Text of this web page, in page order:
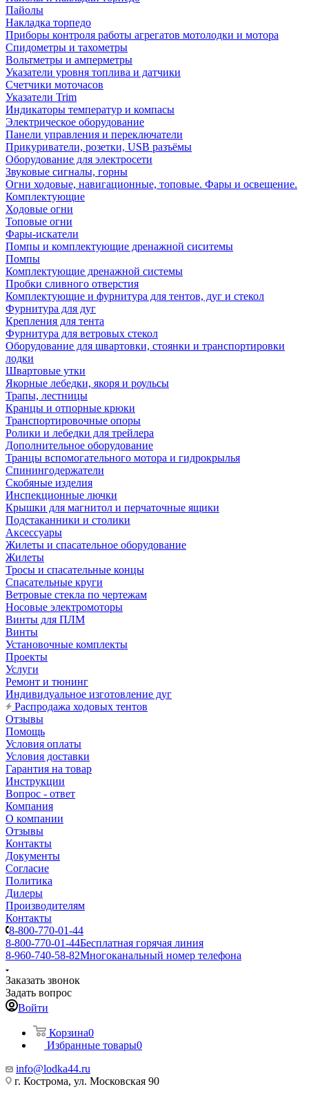
Пайолы
Накладка торпедо
Приборы контроля работы агрегатов мотолодки и мотора
Спидометры и тахометры
Вольтметры и амперметры
Указатели уровня топлива и датчики
Счетчики моточасов
Указатели Trim
Индикаторы температур и компасы
Электрическое оборудование
Панели управления и переключатели
Прикуриватели, розетки, USB разъёмы
Оборудование для электросети
Звуковые сигналы, горны
Огни ходовые, навигационные, топовые. Фары и освещение.
Комплектующие
Ходовые огни
Топовые огни
Фары-искатели
Помпы и комплектующие дренажной сиситемы
Помпы
Комплектующие дренажной системы
Пробки сливного отверстия
Комплектующие и фурнитура для тентов, дуг и стекол
Фурнитура для дуг
Крепления для тента
Фурнитура для ветровых стекол
Оборудование для швартовки, стоянки и транспортировки
лодки
Швартовые утки
Якорные лебедки, якоря и роульсы
Трапы, лестницы
Кранцы и отпорные крюки
Транспортировочные опоры
Ролики и лебедки для трейлера
Дополнительное оборудование
Транцы вспомогательного мотора и гидрокрылья
Спинингодержатели
Скобяные изделия
Инспекционные лючки
Крышки для магнитол и перчаточные ящики
Подстаканники и столики
Аксессуары
Жилеты и спасательное оборудование
Жилеты
Тросы и спасательные концы
Спасательные круги
Ветровые стекла по чертежам
Носовые электромоторы
Винты для ПЛМ
Винты
Установочные комплекты
Проекты
Услуги
Ремонт и тюнинг
Индивидуальное изготовление дуг
Распродажа ходовых тентов
Отзывы
Помощь
Условия оплаты
Условия доставки
Гарантия на товар
Инструкции
Вопрос - ответ
Компания
О компании
Отзывы
Контакты
Документы
Согласие
Политика
Дилеры
Производителям
Контакты
8-800-770-01-44
8-800-770-01-44Бесплатная горячая линия
8-960-740-58-82Многоканальный номер телефона
Заказать звонок
Задать вопрос
Войти
Корзина0
Избранные товары0
info@lodka44.ru
г. Кострома, ул. Московская 90